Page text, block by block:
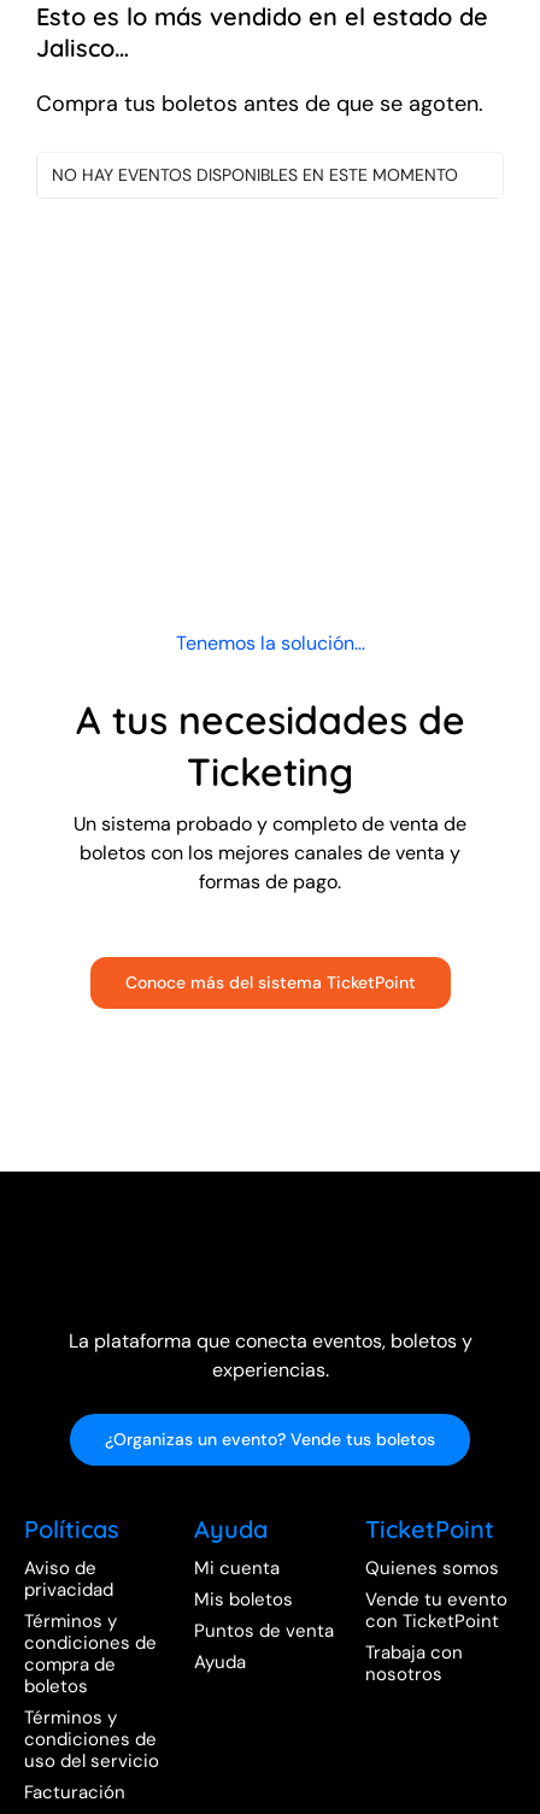
Esto es lo más vendido en el estado de
Jalisco…
Compra tus boletos antes de que se agoten.
NO HAY EVENTOS DISPONIBLES EN ESTE MOMENTO
Tenemos la solución…
A tus necesidades de
Ticketing
Un sistema probado y completo de venta de
boletos con los mejores canales de venta y
formas de pago.
Conoce más del sistema TicketPoint
La plataforma que conecta eventos, boletos y
experiencias.
¿Organizas un evento? Vende tus boletos
Políticas
Aviso de
privacidad
Términos y
condiciones de
compra de
boletos
Términos y
condiciones de
uso del servicio
Facturación
Ayuda
Mi cuenta
Mis boletos
Puntos de venta
Ayuda
TicketPoint
Quienes somos
Vende tu evento
con TicketPoint
Trabaja con
nosotros